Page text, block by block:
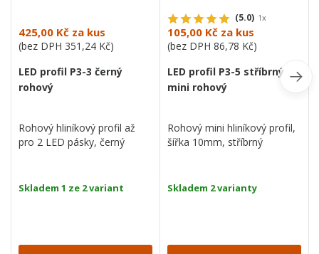
425,00 Kč za kus
(bez DPH 351,24 Kč)
LED profil P3-3 černý
rohový
Rohový hliníkový profil až
pro 2 LED pásky, černý
Skladem 1 ze 2 variant
(5.0) 1x
105,00 Kč za kus
(bez DPH 86,78 Kč)
LED profil P3-5 stříbrný
mini rohový
Rohový mini hliníkový profil,
šířka 10mm, stříbrný
Skladem 2 varianty